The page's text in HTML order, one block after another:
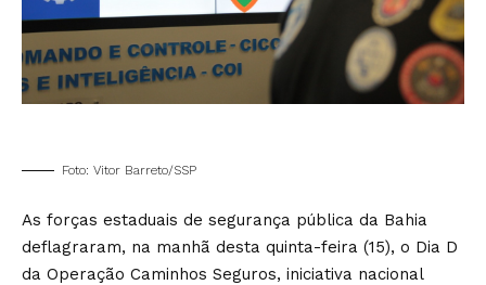
Foto: Vitor Barreto/SSP
As forças estaduais de segurança pública da Bahia
deflagraram, na manhã desta quinta-feira (15), o Dia D
da Operação Caminhos Seguros, iniciativa nacional